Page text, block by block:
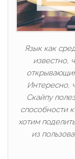
Язык как
известно,
Интересно,
Скайпу
способности
хотим
из